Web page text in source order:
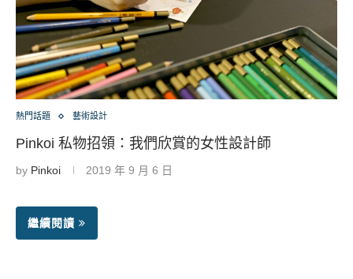
熱門話題 藝術設計
Pinkoi 私物招領：我們欣賞的女性設計師
by Pinkoi 2019 年 9 月 6 日
繼續閱讀